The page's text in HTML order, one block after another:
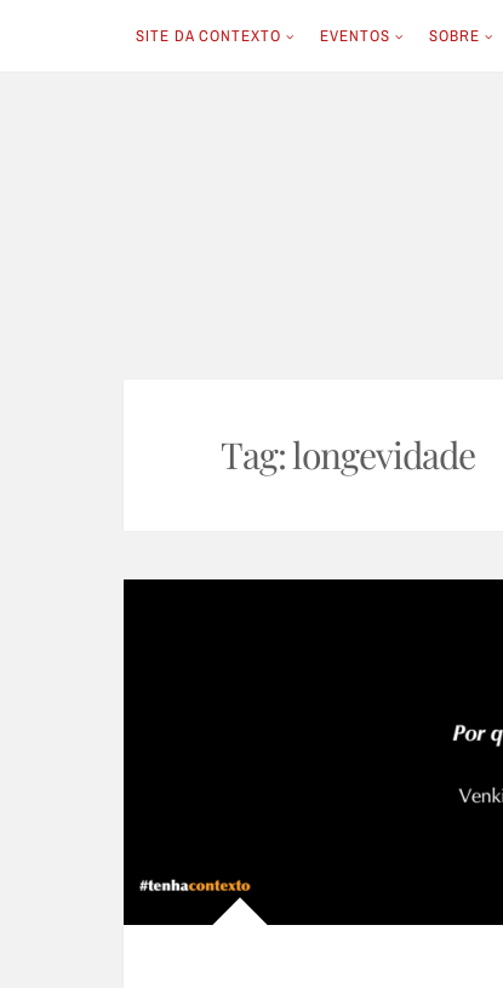
SITE DA CONTEXTO EVENTOS SOBRE
Tag:longevidade